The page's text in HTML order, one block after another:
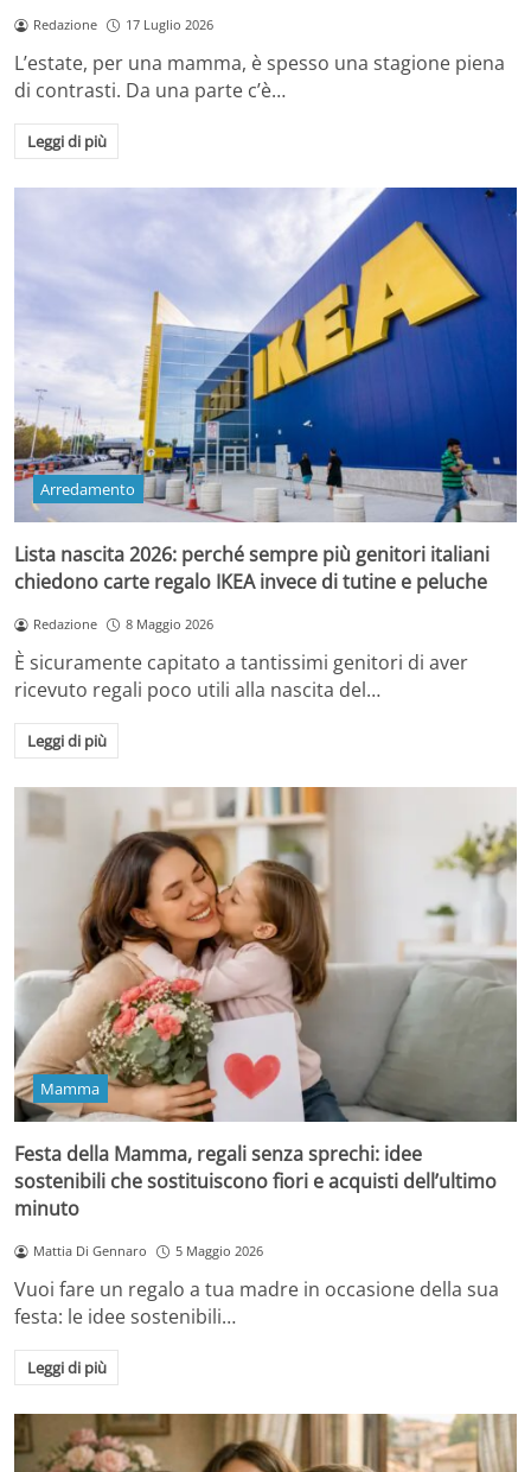
Redazione 17 Luglio 2026
L’estate, per una mamma, è spesso una stagione piena
di contrasti. Da una parte c’è…
Leggi di più
Arredamento
Lista nascita 2026: perché sempre più genitori italiani
chiedono carte regalo IKEA invece di tutine e peluche
Redazione 8 Maggio 2026
È sicuramente capitato a tantissimi genitori di aver
ricevuto regali poco utili alla nascita del…
Leggi di più
Mamma
Festa della Mamma, regali senza sprechi: idee
sostenibili che sostituiscono fiori e acquisti dell’ultimo
minuto
Mattia Di Gennaro 5 Maggio 2026
Vuoi fare un regalo a tua madre in occasione della sua
festa: le idee sostenibili…
Leggi di più